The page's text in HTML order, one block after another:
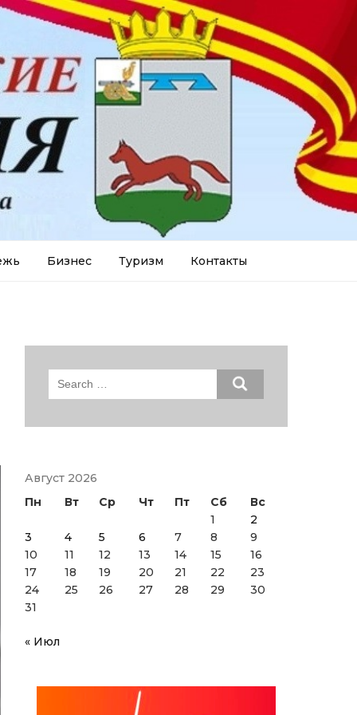
Бизнес Туризм Контакты
Search
Август 2026
Пн
Вт Ср Чт Пт Сб
Вс
1
2
3
4 5 6 7 8
9
10
11 12 13 14 15
16
17
18 19 20 21 22
23
24
25 26 27 28 29
30
31
« Июл